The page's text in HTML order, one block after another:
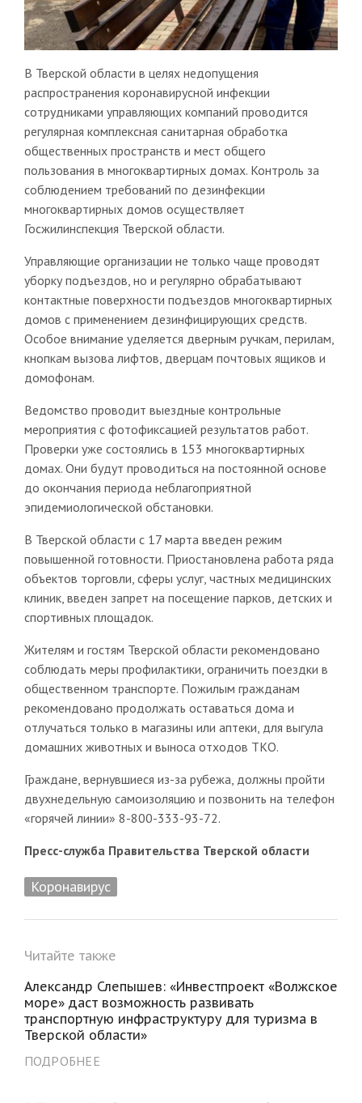
В Тверской области в целях недопущения
распространения коронавирусной инфекции
сотрудниками управляющих компаний проводится
регулярная комплексная санитарная обработка
общественных пространств и мест общего
пользования в многоквартирных домах. Контроль за
соблюдением требований по дезинфекции
многоквартирных домов осуществляет
Госжилинспекция Тверской области.
Управляющие организации не только чаще проводят
уборку подъездов, но и регулярно обрабатывают
контактные поверхности подъездов многоквартирных
домов с применением дезинфицирующих средств.
Особое внимание уделяется дверным ручкам, перилам,
кнопкам вызова лифтов, дверцам почтовых ящиков и
домофонам.
Ведомство проводит выездные контрольные
мероприятия с фотофиксацией результатов работ.
Проверки уже состоялись в 153 многоквартирных
домах. Они будут проводиться на постоянной основе
до окончания периода неблагоприятной
эпидемиологической обстановки.
В Тверской области с 17 марта введен режим
повышенной готовности. Приостановлена работа ряда
объектов торговли, сферы услуг, частных медицинских
клиник, введен запрет на посещение парков, детских и
спортивных площадок.
Жителям и гостям Тверской области рекомендовано
соблюдать меры профилактики, ограничить поездки в
общественном транспорте. Пожилым гражданам
рекомендовано продолжать оставаться дома и
отлучаться только в магазины или аптеки, для выгула
домашних животных и выноса отходов ТКО.
Граждане, вернувшиеся из-за рубежа, должны пройти
двухнедельную самоизоляцию и позвонить на телефон
«горячей линии» 8-800-333-93-72.
Пресс-служба Правительства Тверской области
Коронавирус
Читайте также
Александр Слепышев: «Инвестпроект «Волжское
море» даст возможность развивать
транспортную инфраструктуру для туризма в
Тверской области»
ПОДРОБНЕЕ